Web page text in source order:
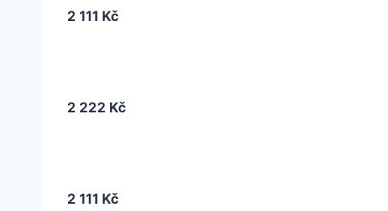
2 111 Kč
2 222 Kč
2 111 Kč